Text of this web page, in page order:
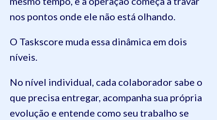
nos pontos onde ele não está olhando.
O Taskscore muda essa dinâmica em dois
níveis.
No nível individual, cada colaborador sabe o
que precisa entregar, acompanha sua própria
evolução e entende como seu trabalho se